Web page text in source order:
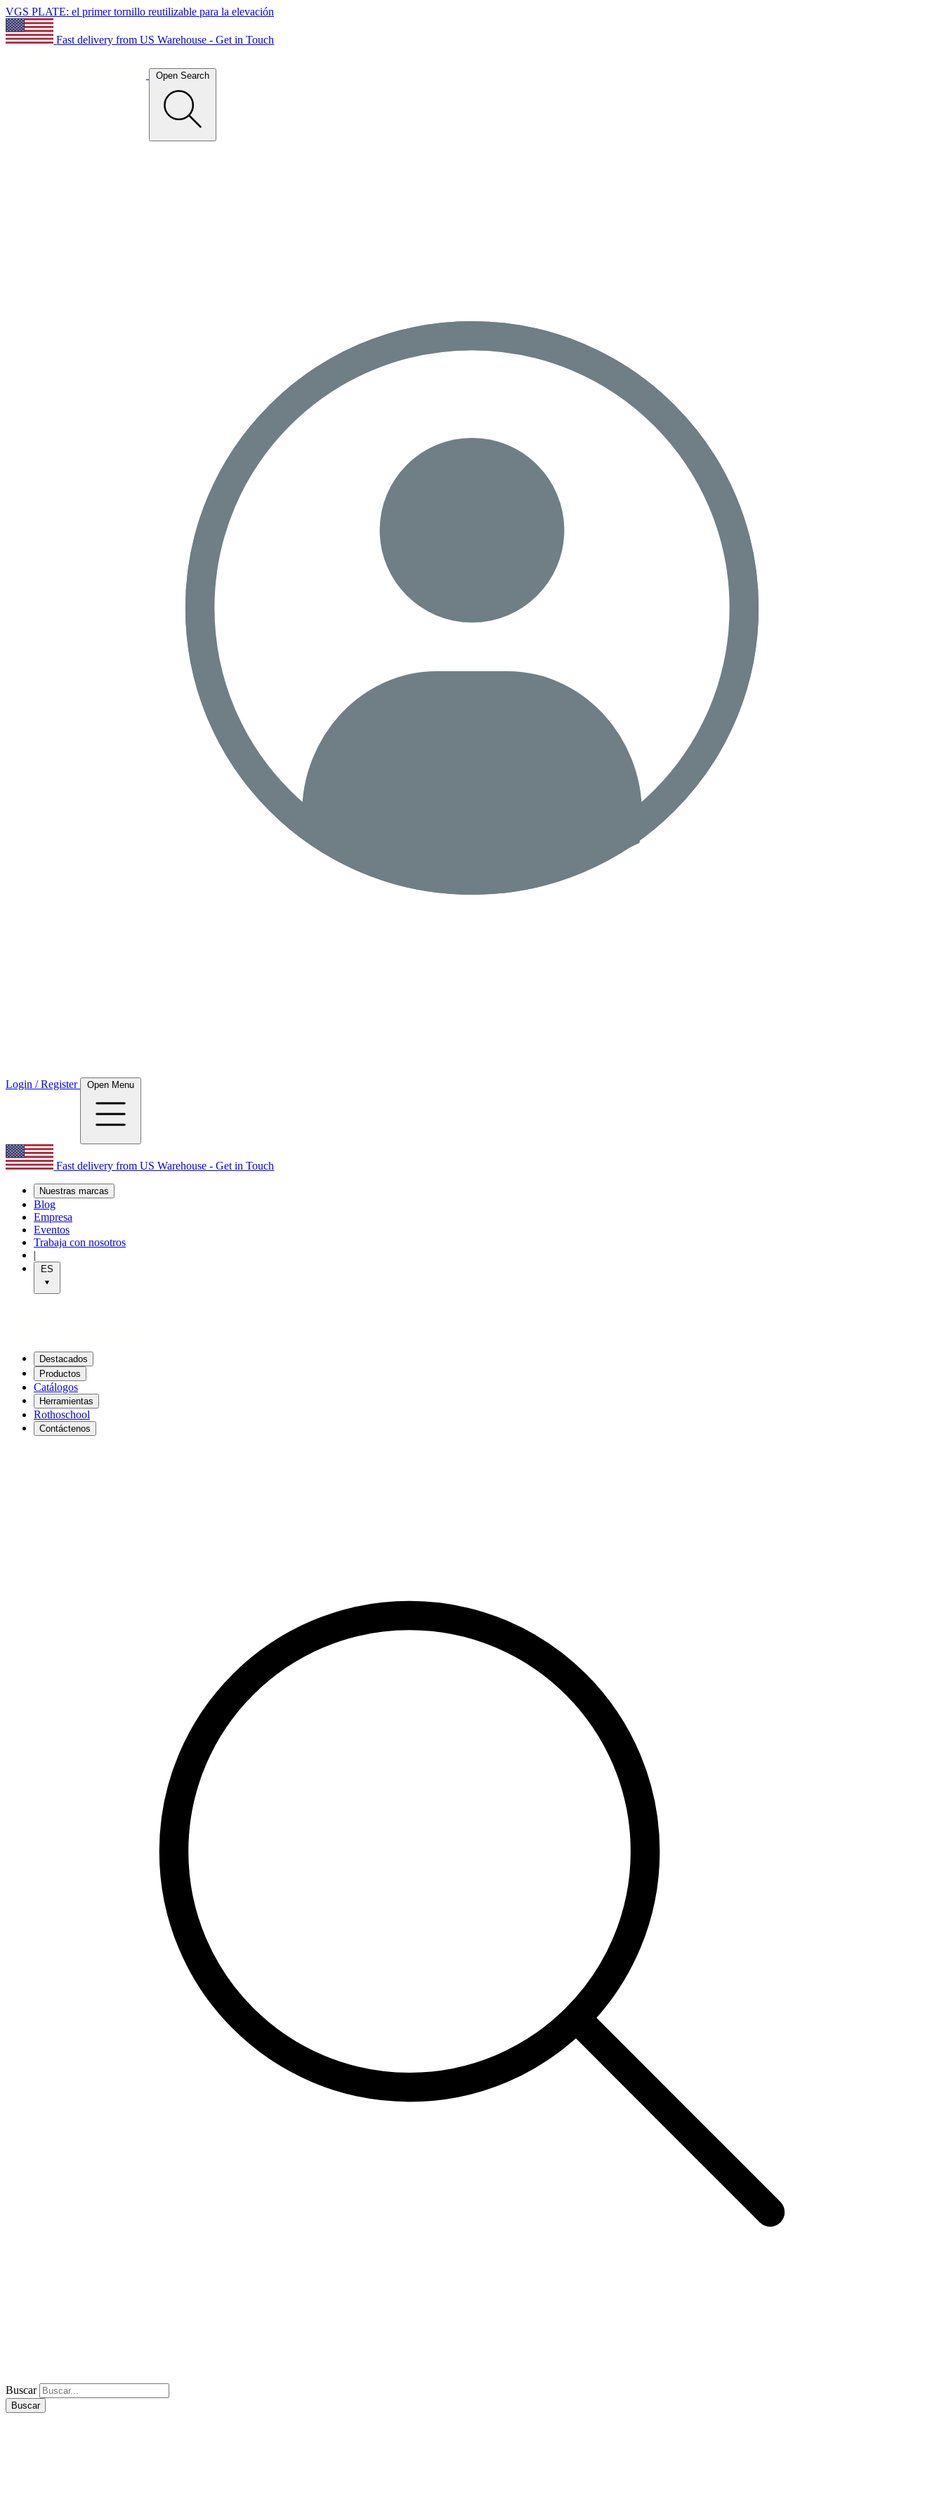
VGS PLATE: el primer tornillo reutilizable para la elevación
Fast delivery from US Warehouse - Get in Touch
Open Search
Login / Register Open Menu
Fast delivery from US Warehouse - Get in Touch
Nuestras marcas
Blog
Empresa
Eventos
Trabaja con nosotros
|
ES
Destacados
Productos
Catálogos
Herramientas
Rothoschool
Contáctenos
Buscar
Buscar